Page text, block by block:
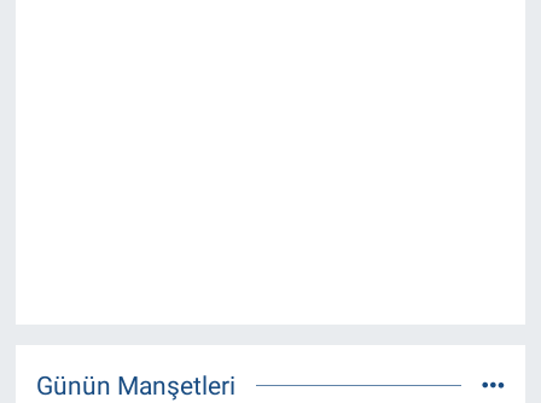
Günün Manşetleri